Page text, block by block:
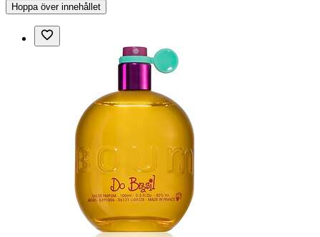
Hoppa över innehållet